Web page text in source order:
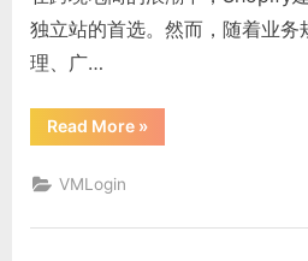
飞”
独立站的首选。然而，随着业务
理、广…
Read More“Shopify
建
安
»
VMLogin